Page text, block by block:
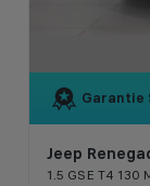
Garantie
Jeep
1.5 GSE T4 130